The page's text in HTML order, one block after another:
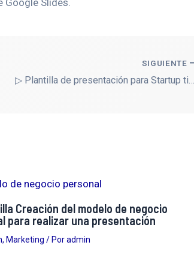
SIGUIENTE
Creación del modelo de negocio
para realizar una presentación
, Marketing / Poradmin